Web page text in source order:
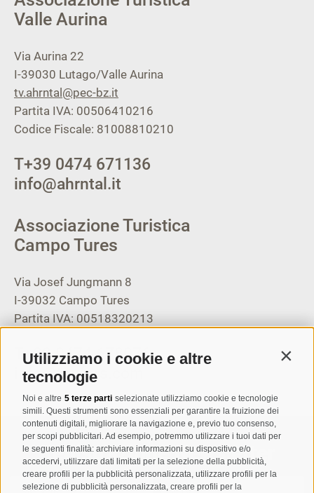
Utilizziamo i cookie e altre
tecnologie
Noi e altre 5 terze parti selezionate utilizziamo cookie e tecnologie
simili. Questi strumenti sono essenziali per garantire la fruizione dei
contenuti digitali, migliorare la navigazione e, previo tuo consenso,
per scopi pubblicitari. Ad esempio, potremmo utilizzare i tuoi dati per
le seguenti finalità: archiviare informazioni su dispositivo e/o
accedervi, utilizzare dati limitati per la selezione della pubblicità,
creare profili per la pubblicità personalizzata, utilizzare profili per la
selezione di pubblicità personalizzata, creare profili per la
Valle Aurina
Via Aurina 22
I-39030 Lutago/Valle Aurina
tv.ahrntal@pec-bz.it
Partita IVA: 00506410216
Codice Fiscale: 81008810210
T+39 0474 671136
info@ahrntal.it
Associazione Turistica
Campo Tures
Via Josef Jungmann 8
I-39032 Campo Tures
Partita IVA: 00518320213
T+39 0474 678076
info@taufers.com
Registrazione Newsletter